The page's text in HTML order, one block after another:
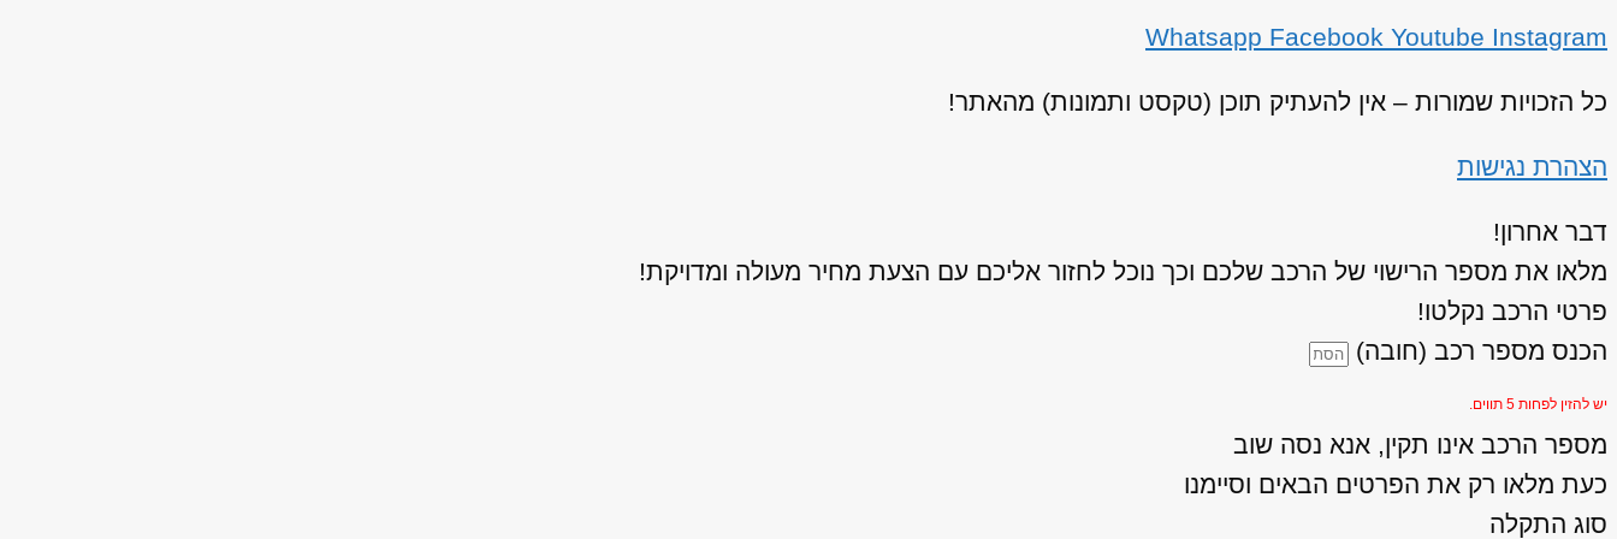
Whatsapp Facebook Youtube Instagram
כל הזכויות שמורות – אין להעתיק תוכן (טקסט ותמונות) מהאתר!
הצהרת נגישות
דבר אחרון!
מלאו את מספר הרישוי של הרכב שלכם וכך נוכל לחזור אליכם עם הצעת מחיר מעולה ומדויקת!
פרטי הרכב נקלטו!
הכנס מספר רכב (חובה)
יש להזין לפחות 5 תווים.
מספר הרכב אינו תקין, אנא נסה שוב
כעת מלאו רק את הפרטים הבאים וסיימנו
סוג התקלה